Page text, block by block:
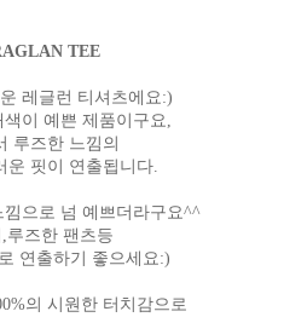
TEE
레글런 티셔츠에요:)
이 예쁜 제품이구요,
루즈한 느낌의
운 핏이 연출됩니다.
으로 넘 예쁘더라구요^^
루즈한 팬츠등
연출하기 좋으세요:)
의 시원한 터치감으로